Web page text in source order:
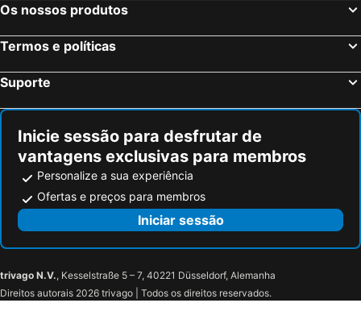
Os nossos produtos
Termos e políticas
Suporte
Inicie sessão para desfrutar de
vantagens exclusivas para membros
Personalize a sua experiência
Ofertas e preços para membros
Iniciar sessão
trivago N.V., Kesselstraße 5 – 7, 40221 Düsseldorf, Alemanha
Direitos autorais 2026 trivago | Todos os direitos reservados.